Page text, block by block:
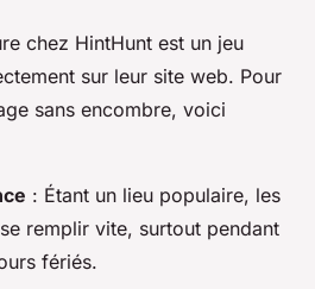
chez HintHunt est un jeu
sur leur site web. Pour
sans encombre, voici
: Étant un lieu populaire, les
remplir vite, surtout pendant
fériés.